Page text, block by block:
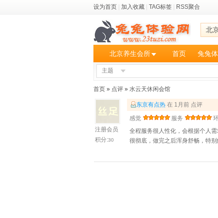
设为首页 加入收藏 TAG标签 RSS聚合
北
北京养生会所 首页 兔兔
主题
首页 » 点评 » 水云天休闲会馆
注册会员
积分:30
东京有点热 在 1月前 点评
感觉
服务
全程服务很人性化，会根据个人
很彻底，做完之后浑身舒畅，特